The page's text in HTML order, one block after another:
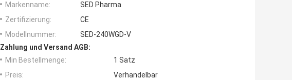
Markenname:
SED Pharma
Zertifizierung:
CE
Modellnummer:
SED-240WGD-V
Zahlung und Versand AGB:
Min Bestellmenge:
1 Satz
Preis:
Verhandelbar